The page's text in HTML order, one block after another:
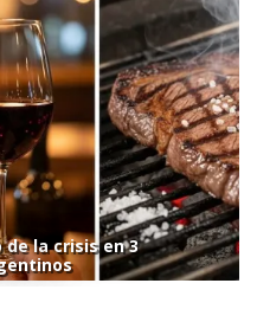
la crisis en 3